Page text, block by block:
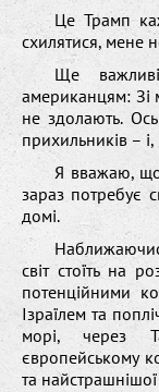
Це Трамп
схилятися, мене
Ще
американцям: Зі
не здолають.
прихильників –
Я вважаю,
зараз потребує
домі.
світ стоїть на
потенційними
Ізраїлем та
морі, через
європейському
та